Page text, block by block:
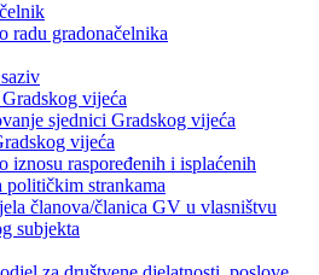
radu gradonačelnika
vijeća
sjednici Gradskog vijeća
vijeća
iznosu raspoređenih i isplaćenih
političkim strankama
članova/članica GV u vlasništvu
subjekta